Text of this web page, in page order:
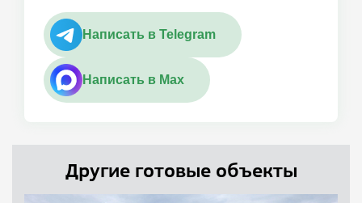
Написать в Telegram
Написать в Max
Другие готовые объекты